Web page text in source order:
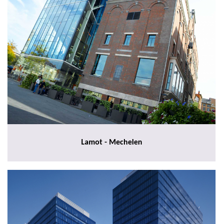
Lamot - Mechelen